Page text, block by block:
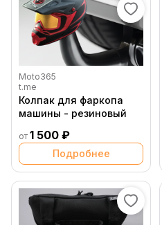
Moto365
t.me
Колпак для фаркопа
машины - резиновый
от 1 500 ₽
Подробнее